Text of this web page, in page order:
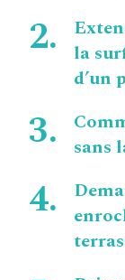
la
d’un
sans